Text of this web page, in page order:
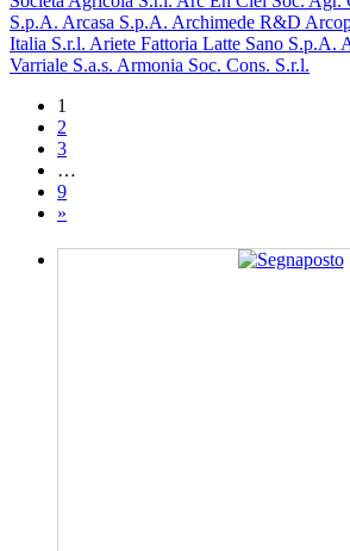
S.p.A. Arcasa S.p.A. Archimede R&D
Italia S.r.l. Ariete Fattoria Latte Sano S.p.A.
Varriale S.a.s. Armonia Soc. Cons. S.r.l.
1
2
3
…
9
»